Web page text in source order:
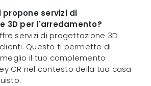
propone servizi di
3D per l'arredamento?
servizi di progettazione 3D
Questo ti permette di
il tuo complemento
CR nel contesto della tua casa